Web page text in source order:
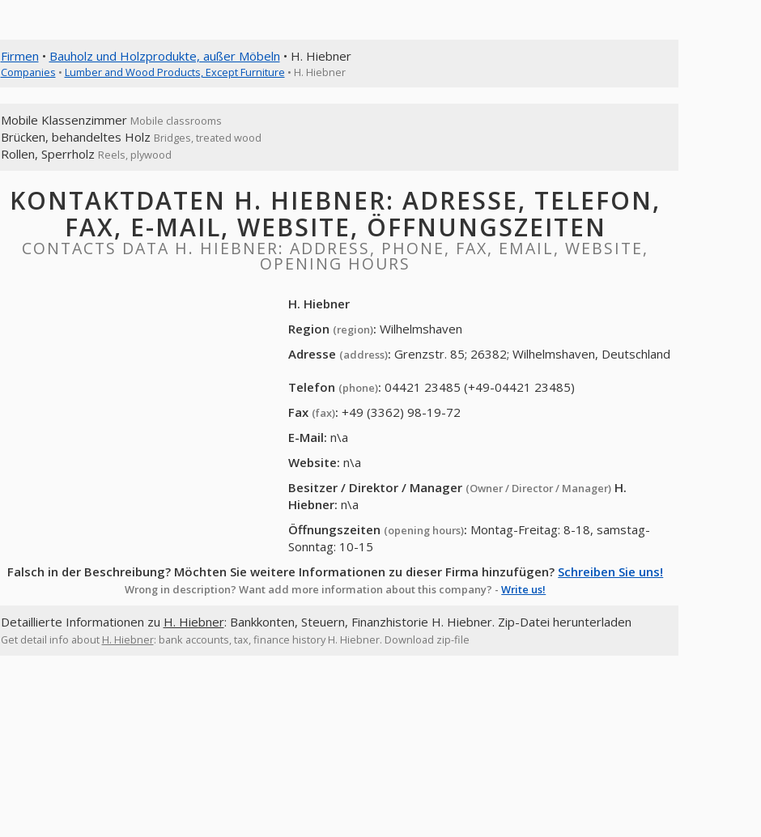
Firmen • Bauholz und Holzprodukte, außer Möbeln • H. Hiebner
Companies • Lumber and Wood Products, Except Furniture • H. Hiebner
Mobile Klassenzimmer Mobile classrooms
Brücken, behandeltes Holz Bridges, treated wood
Rollen, Sperrholz Reels, plywood
KONTAKTDATEN H. HIEBNER: ADRESSE, TELEFON,
FAX, E-MAIL, WEBSITE, ÖFFNUNGSZEITEN
CONTACTS DATA H. HIEBNER: ADDRESS, PHONE, FAX, EMAIL, WEBSITE,
OPENING HOURS
H. Hiebner
Region (region): Wilhelmshaven
Adresse (address): Grenzstr. 85; 26382; Wilhelmshaven, Deutschland
Telefon (phone): 04421 23485 (+49-04421 23485)
Fax (fax): +49 (3362) 98-19-72
E-Mail: n\a
Website: n\a
Besitzer / Direktor / Manager (Owner / Director / Manager) H.
Hiebner: n\a
Öffnungszeiten (opening hours): Montag-Freitag: 8-18, samstag-
Sonntag: 10-15
Falsch in der Beschreibung? Möchten Sie weitere Informationen zu dieser Firma hinzufügen? Schreiben Sie uns!
Wrong in description? Want add more information about this company? -Write us!
Detaillierte Informationen zu H. Hiebner: Bankkonten, Steuern, Finanzhistorie H. Hiebner. Zip-Datei herunterladen
Get detail info about H. Hiebner: bank accounts, tax, finance history H. Hiebner. Download zip-file